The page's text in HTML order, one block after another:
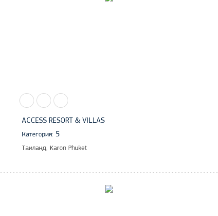
ACCESS RESORT & VILLAS
Категория: 5
Таиланд, Karon Phuket